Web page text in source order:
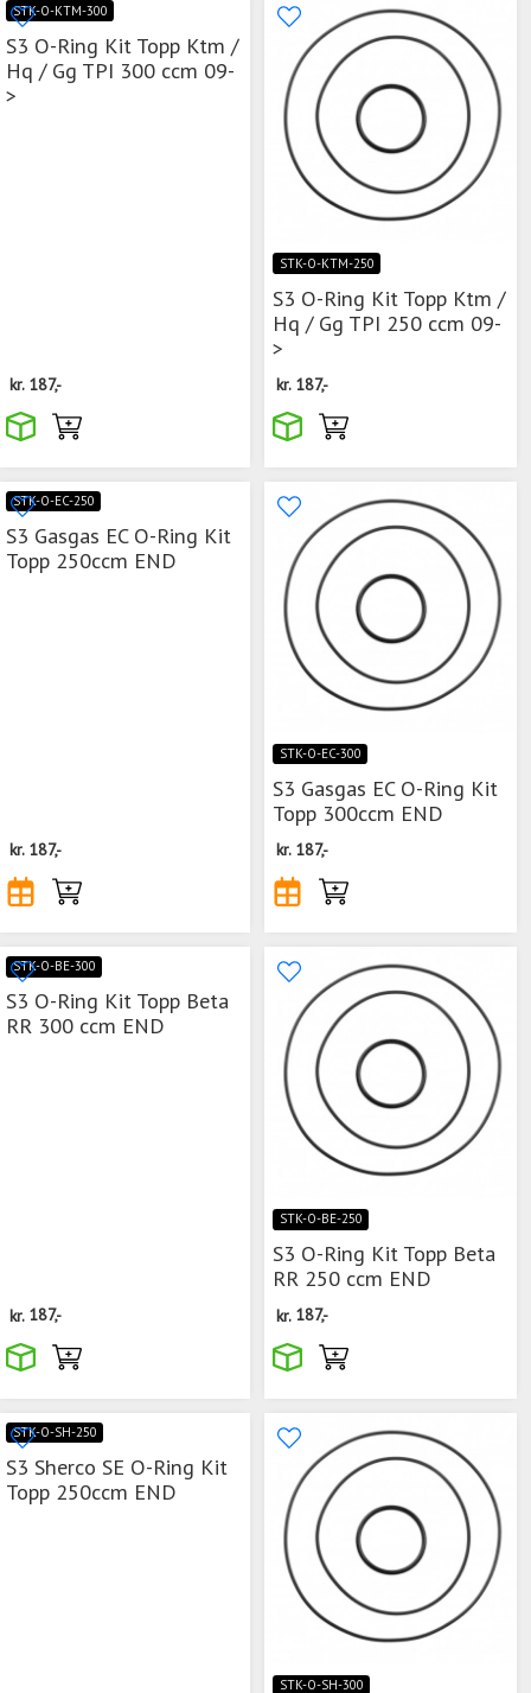
STK-O-KTM-300
S3 O-Ring Kit Topp Ktm /
Hq / Gg TPI 300 ccm 09-
>
kr. 187,-
STK-O-KTM-250
S3 O-Ring Kit Topp Ktm /
Hq / Gg TPI 250 ccm 09-
>
kr. 187,-
STK-O-EC-250
S3 Gasgas EC O-Ring Kit
Topp 250ccm END
kr. 187,-
STK-O-EC-300
S3 Gasgas EC O-Ring Kit
Topp 300ccm END
kr. 187,-
STK-O-BE-300
S3 O-Ring Kit Topp Beta
RR 300 ccm END
kr. 187,-
STK-O-BE-250
S3 O-Ring Kit Topp Beta
RR 250 ccm END
kr. 187,-
STK-O-SH-250
S3 Sherco SE O-Ring Kit
Topp 250ccm END
STK-O-SH-300